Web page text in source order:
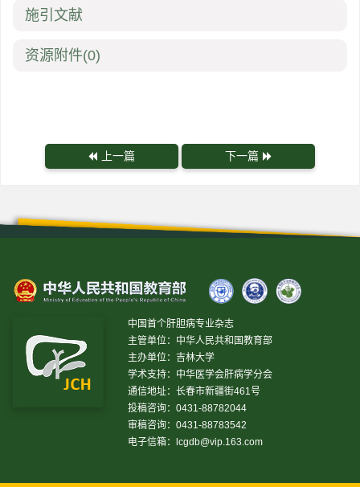
施引文献
资源附件(0)
上一篇 下一篇
中国首个肝胆病专业杂志
主管单位：中华人民共和国教育部
主办单位：吉林大学
学术支持：中华医学会肝病学分会
通信地址：长春市新疆街461号
投稿咨询：0431-88782044
审稿咨询：0431-88783542
电子信箱：
lcgdb@vip.163.com